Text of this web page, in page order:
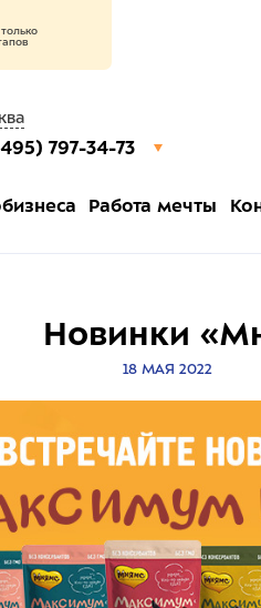
797-34-73
Работа мечты
Новинки
18 МАЯ 2022